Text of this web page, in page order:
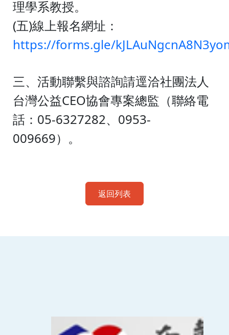
理學系教授。
(五)線上報名網址：
https://forms.gle/
三、活動聯繫與諮詢請逕洽社團法人
台灣公益CEO協會專案總監（聯絡電
話： 05-6327282、 0953-
009669）。
返回列表